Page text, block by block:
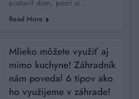
postaviť dom, pozri si…
Read More
Mlieko môžete využiť aj
mimo kuchyne! Záhradník
nám povedal 6 tipov ako
ho využijeme v záhrade!